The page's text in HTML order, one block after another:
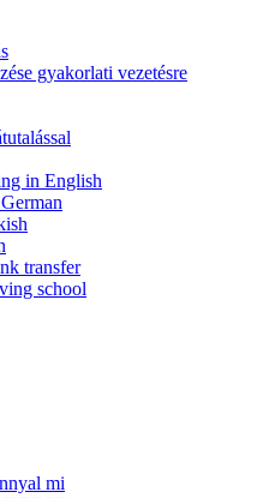
gyakorlati vezetésre
in English
transfer
school
mi